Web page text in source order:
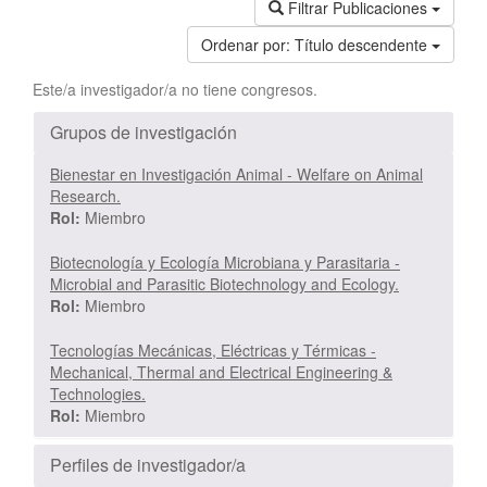
Filtrar Publicaciones
Ordenar por: Título descendente
Este/a investigador/a no tiene congresos.
Grupos de investigación
Bienestar en Investigación Animal - Welfare on Animal
Research.
Rol: Miembro
Biotecnología y Ecología Microbiana y Parasitaria -
Microbial and Parasitic Biotechnology and Ecology.
Rol: Miembro
Tecnologías Mecánicas, Eléctricas y Térmicas -
Mechanical, Thermal and Electrical Engineering &
Technologies.
Rol: Miembro
Perfiles de investigador/a